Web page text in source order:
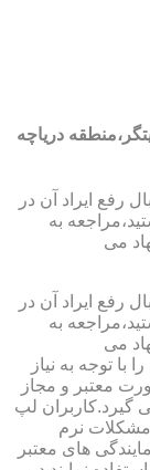
دریاچه
رفع ایراد آن در
به
می
رفع ایراد آن در
به
می
توجه به نیاز
معتبر و مجاز
گیرد.کاربران لپ
نرم
های معتبر